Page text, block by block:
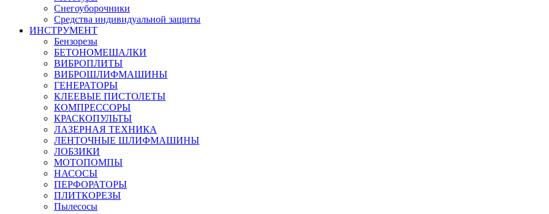
Снегоуборочники
Средства индивидуальной защиты
ИНСТРУМЕНТ
Бензорезы
БЕТОНОМЕШАЛКИ
ВИБРОПЛИТЫ
ВИБРОШЛИФМАШИНЫ
ГЕНЕРАТОРЫ
КЛЕЕВЫЕ ПИСТОЛЕТЫ
КОМПРЕССОРЫ
КРАСКОПУЛЬТЫ
ЛАЗЕРНАЯ ТЕХНИКА
ЛЕНТОЧНЫЕ ШЛИФМАШИНЫ
ЛОБЗИКИ
МОТОПОМПЫ
НАСОСЫ
ПЕРФОРАТОРЫ
ПЛИТКОРЕЗЫ
Пылесосы